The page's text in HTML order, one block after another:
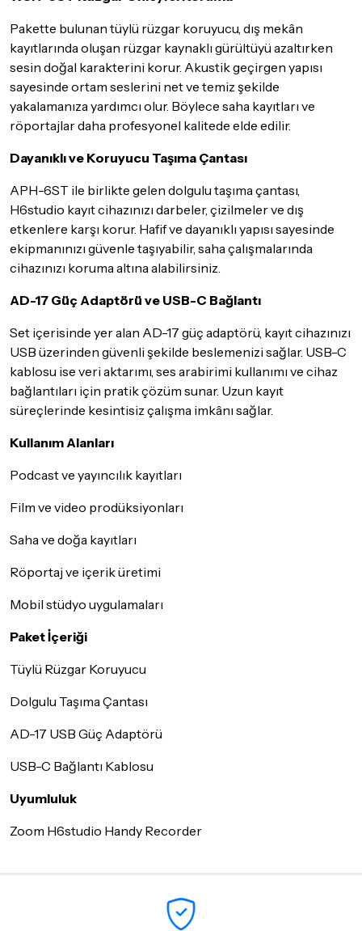
Pakette bulunan tüylü rüzgar koruyucu, dış mekân
kayıtlarında oluşan rüzgar kaynaklı gürültüyü azaltırken
sesin doğal karakterini korur. Akustik geçirgen yapısı
sayesinde ortam seslerini net ve temiz şekilde
yakalamanıza yardımcı olur. Böylece saha kayıtları ve
röportajlar daha profesyonel kalitede elde edilir.
Dayanıklı ve Koruyucu Taşıma Çantası
APH-6ST ile birlikte gelen dolgulu taşıma çantası,
H6studio kayıt cihazınızı darbeler, çizilmeler ve dış
etkenlere karşı korur. Hafif ve dayanıklı yapısı sayesinde
ekipmanınızı güvenle taşıyabilir, saha çalışmalarında
cihazınızı koruma altına alabilirsiniz.
AD-17 Güç Adaptörü ve USB-C Bağlantı
Set içerisinde yer alan AD-17 güç adaptörü, kayıt cihazınızı
USB üzerinden güvenli şekilde beslemenizi sağlar. USB-C
kablosu ise veri aktarımı, ses arabirimi kullanımı ve cihaz
bağlantıları için pratik çözüm sunar. Uzun kayıt
süreçlerinde kesintisiz çalışma imkânı sağlar.
Kullanım Alanları
Podcast ve yayıncılık kayıtları
Film ve video prodüksiyonları
Saha ve doğa kayıtları
Röportaj ve içerik üretimi
Mobil stüdyo uygulamaları
Paket İçeriği
Tüylü Rüzgar Koruyucu
Dolgulu Taşıma Çantası
AD-17 USB Güç Adaptörü
USB-C Bağlantı Kablosu
Uyumluluk
Zoom H6studio Handy Recorder